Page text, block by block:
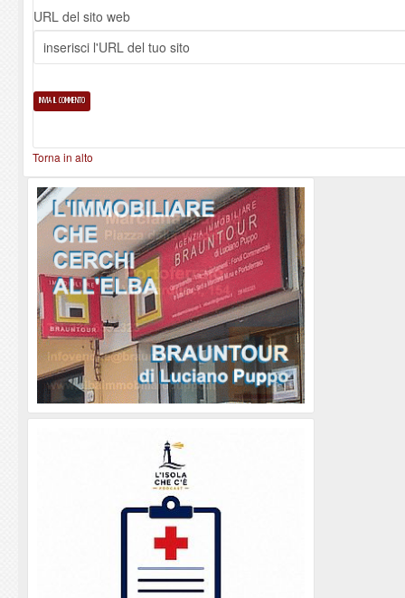
URL del sito web
Torna in alto